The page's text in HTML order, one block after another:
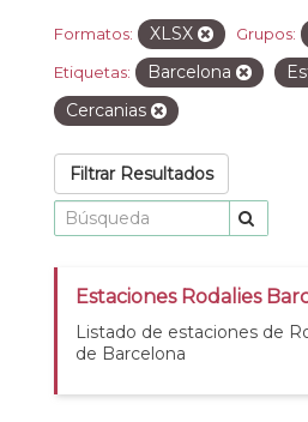
Formatos: XLSX Grupos:
Etiquetas: Barcelona
Cercanias
Filtrar Resultados
Estaciones Rodalies
Listado de estaciones de
de Barcelona